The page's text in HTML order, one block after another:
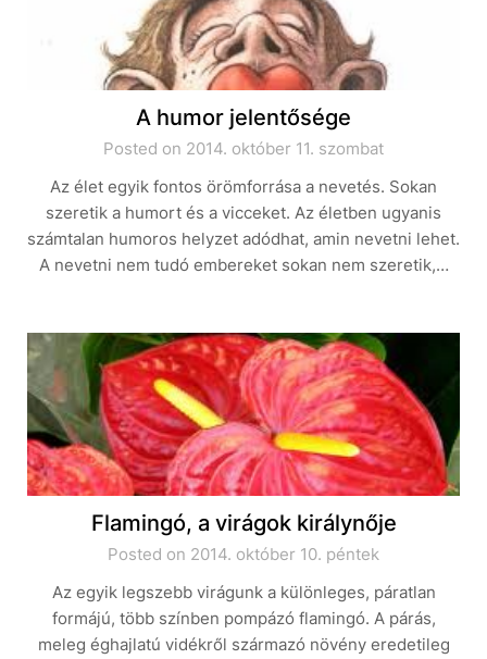
A humor jelentősége
Posted on 2014. október 11. szombat
Az élet egyik fontos örömforrása a nevetés. Sokan
szeretik a humort és a vicceket. Az életben ugyanis
számtalan humoros helyzet adódhat, amin nevetni lehet.
A nevetni nem tudó embereket sokan nem szeretik,…
Flamingó, a virágok királynője
Posted on 2014. október 10. péntek
Az egyik legszebb virágunk a különleges, páratlan
formájú, több színben pompázó flamingó. A párás,
meleg éghajlatú vidékről származó növény eredetileg